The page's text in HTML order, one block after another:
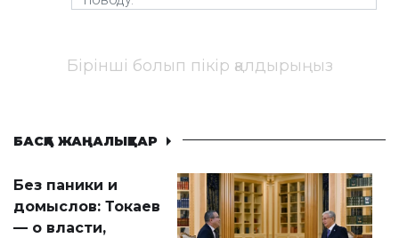
Бірінші болып пікір қалдырыңыз
БАСҚА ЖАҢАЛЫҚТАР
Без паники и
домыслов: Токаев
— о власти,